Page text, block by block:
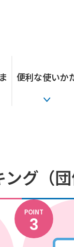
便利な使いか
グ（
POINT
3